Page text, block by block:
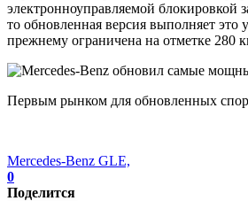
электронноуправляемой блокировкой
то обновленная версия выполняет
прежнему ограничена на отметке 280
Первым рынком для обновленных
Mercedes-Benz GLE,
0
Поделится